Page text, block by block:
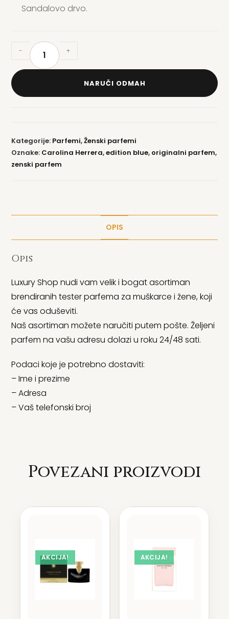
Sandalovo drvo.
- +
NARUČI ODMAH
Kategorije: Parfemi,Ženski parfemi
Oznake: Carolina Herrera,edition blue, originalni parfem,
zenski parfem
OPIS
Opis
Luxury Shop nudi vam velik i bogat asortiman
brendiranih tester parfema za muškarce i žene, koji
će vas oduševiti.
Naš asortiman možete naručiti putem pošte. Željeni
parfem na vašu adresu dolazi u roku 24/48 sati.
Podaci koje je potrebno dostaviti:
– Ime i prezime
– Adresa
– Vaš telefonski broj
Povezani proizvodi
AKCIJA! AKCIJA!